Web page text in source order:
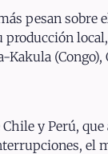
pesan sobre
producción
Kakula
y Perú,
el